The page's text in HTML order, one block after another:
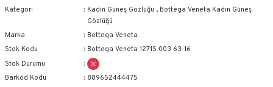
Kategori Kadın Güneş Gözlüğü , Bottega Veneta Kadın Güneş
Gözlüğü
Marka
Bottega Veneta
Stok Kodu
Bottega Veneta 1271S 003 63-16
Stok Durumu
Barkod Kodu
889652444475